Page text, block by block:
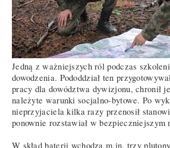
Jedną z ważniejszych ról podczas
dowodzenia. Pododdział ten
pracy dla dowództwa dywizjonu, chronił
należyte warunki socjalno-bytowe. Po
nieprzyjaciela kilka razy przenosił
ponownie rozstawiał w bezpieczniejszym
W skład baterii wchodzą m.in. trzy